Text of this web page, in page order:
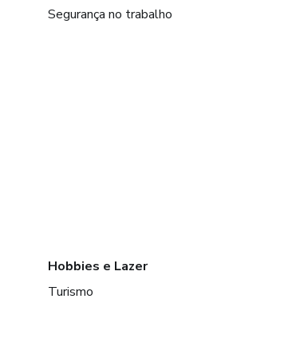
Segurança no trabalho
Hobbies e Lazer
Turismo